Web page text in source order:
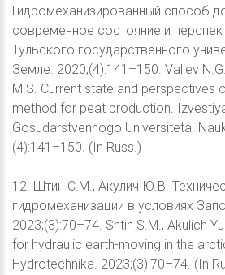
Гидромеханизированный способ
современное состояние и
Тульского государственного
Земле. 2020;(4):141–150. Valiev
M.S. Current state and perspectives
method for peat production.
Gosudarstvennogo Universiteta.
(4):141–150. (In Russ.)
12. Штин С.М., Акулич Ю.В.
гидромеханизации в условиях
2023;(3):70–74. Shtin S.M., Akulich
for hydraulic earth-moving in the
Hydrotechnika. 2023;(3):70–74. (In